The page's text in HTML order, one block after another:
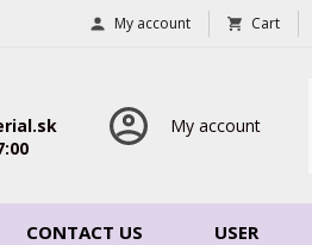
My account Cart
My account
CONTACT US USER